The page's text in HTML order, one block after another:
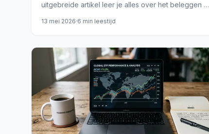
uitgebreide artikel leer je alles over het beleggen in
voor beginners e...
13 mei 2026·6 min leestijd
etf